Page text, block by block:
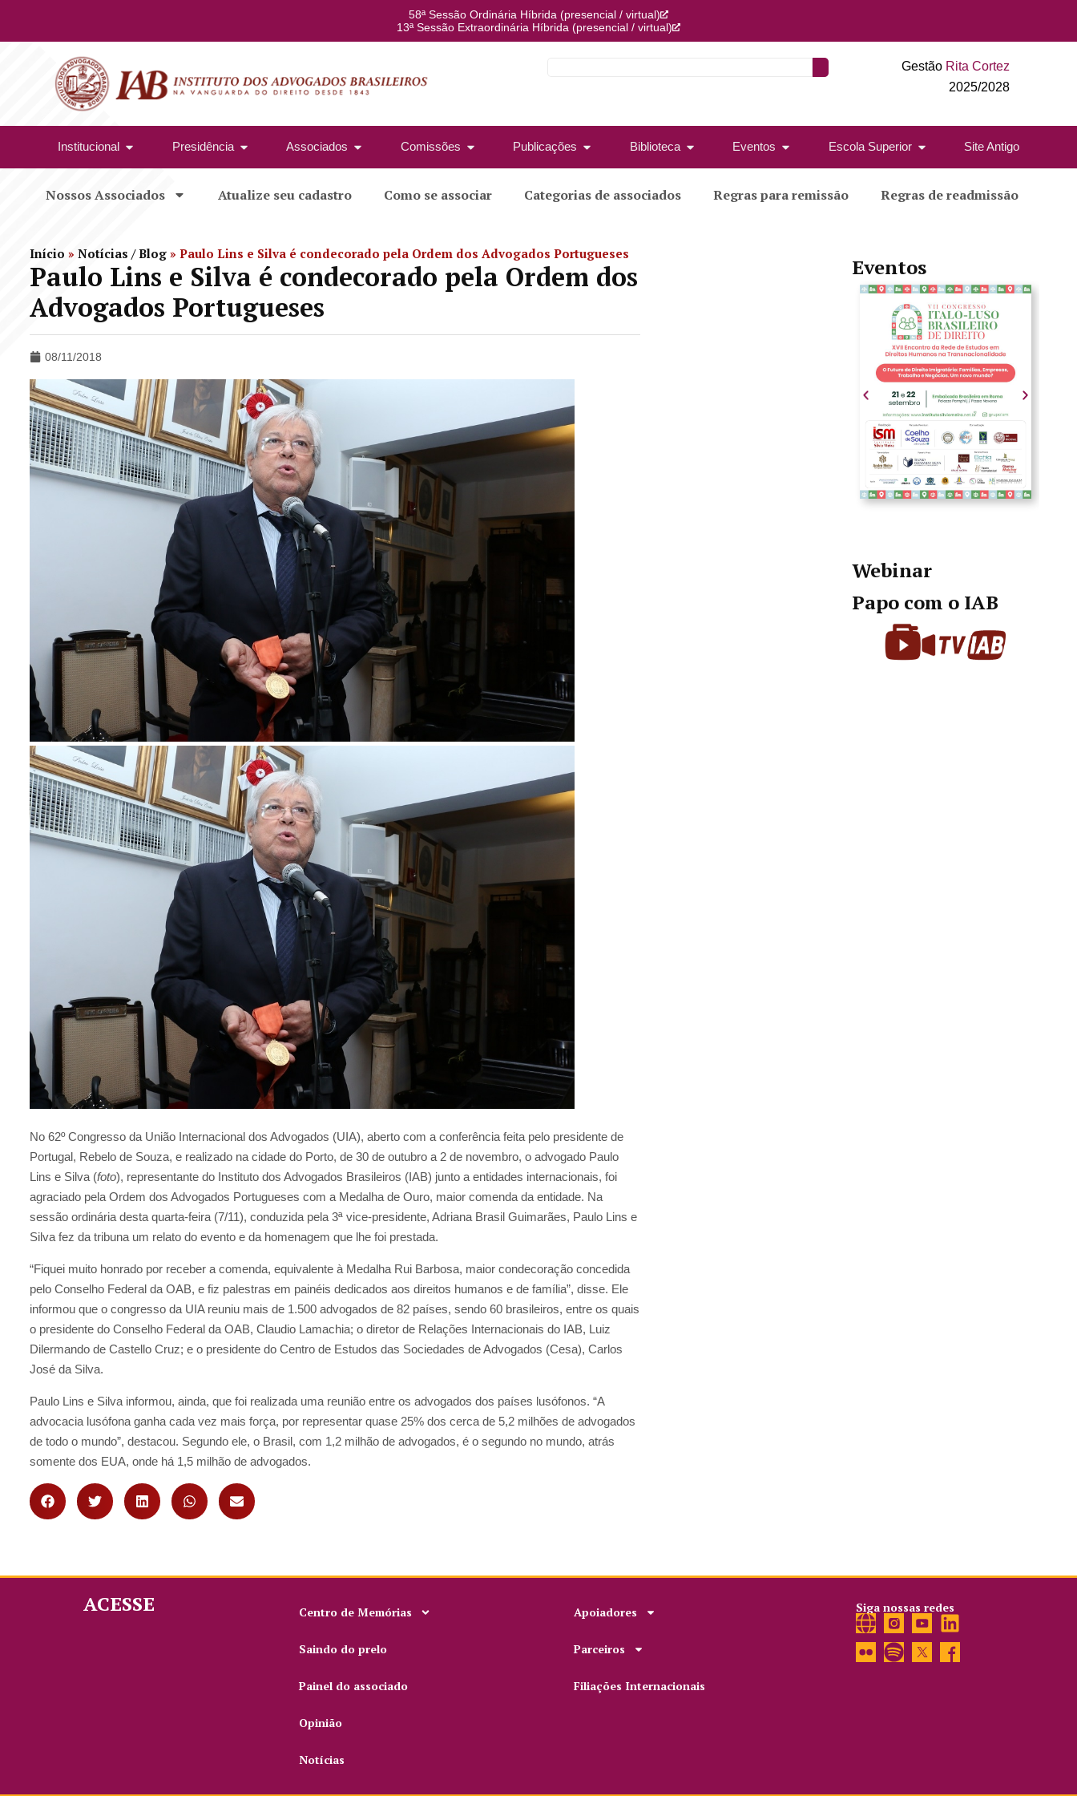
58ª Sessão Ordinária Híbrida (presencial / virtual)
13ª Sessão Extraordinária Híbrida (presencial / virtual)
Gestão Rita Cortez
2025/2028
Institucional Presidência Associados Comissões Publicações Biblioteca Eventos Escola Superior Site Antigo
Nossos Associados Atualize seu cadastro Como se associar Categorias de associados Regras para remissão Regras de readmissão
Início » Notícias / Blog » Paulo Lins e Silva é condecorado pela Ordem dos Advogados Portugueses
Paulo Lins e Silva é condecorado pela Ordem dos
Advogados Portugueses
08/11/2018
No 62º Congresso da União Internacional dos Advogados (UIA), aberto com a conferência feita pelo presidente de
Portugal, Rebelo de Souza, e realizado na cidade do Porto, de 30 de outubro a 2 de novembro, o advogado Paulo
Lins e Silva (foto), representante do Instituto dos Advogados Brasileiros (IAB) junto a entidades internacionais, foi
agraciado pela Ordem dos Advogados Portugueses com a Medalha de Ouro, maior comenda da entidade. Na
sessão ordinária desta quarta-feira (7/11), conduzida pela 3ª vice-presidente, Adriana Brasil Guimarães, Paulo Lins e
Silva fez da tribuna um relato do evento e da homenagem que lhe foi prestada.
“Fiquei muito honrado por receber a comenda, equivalente à Medalha Rui Barbosa, maior condecoração concedida
pelo Conselho Federal da OAB, e fiz palestras em painéis dedicados aos direitos humanos e de família”, disse. Ele
informou que o congresso da UIA reuniu mais de 1.500 advogados de 82 países, sendo 60 brasileiros, entre os quais
o presidente do Conselho Federal da OAB, Claudio Lamachia; o diretor de Relações Internacionais do IAB, Luiz
Dilermando de Castello Cruz; e o presidente do Centro de Estudos das Sociedades de Advogados (Cesa), Carlos
José da Silva.
Paulo Lins e Silva informou, ainda, que foi realizada uma reunião entre os advogados dos países lusófonos. “A
advocacia lusófona ganha cada vez mais força, por representar quase 25% dos cerca de 5,2 milhões de advogados
de todo o mundo”, destacou. Segundo ele, o Brasil, com 1,2 milhão de advogados, é o segundo no mundo, atrás
somente dos EUA, onde há 1,5 milhão de advogados.
Eventos
Webinar
Papo com o IAB
ACESSE Centro de Memórias
Saindo do prelo
Painel do associado
Opinião
Notícias
Apoiadores
Parceiros
Filiações Internacionais
Siga nossas redes